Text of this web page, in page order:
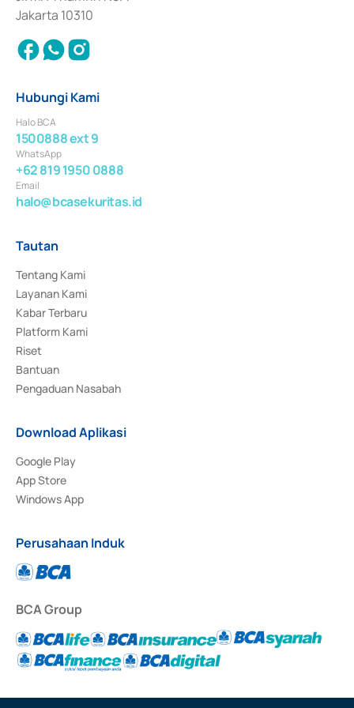
Jakarta 10310
Hubungi Kami
Halo BCA
1500888 ext 9
WhatsApp
+62 819 1950 0888
Email
halo@bcasekuritas.id
Tautan
Tentang Kami
Layanan Kami
Kabar Terbaru
Platform Kami
Riset
Bantuan
Pengaduan Nasabah
Download Aplikasi
Google Play
App Store
Windows App
Perusahaan Induk
BCA Group